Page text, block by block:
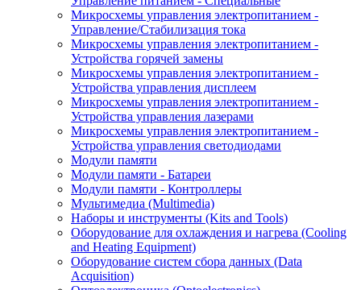
Микросхемы управления электропитанием -
Управление/Стабилизация тока
Микросхемы управления электропитанием -
Устройства горячей замены
Микросхемы управления электропитанием -
Устройства управления дисплеем
Микросхемы управления электропитанием -
Устройства управления лазерами
Микросхемы управления электропитанием -
Устройства управления светодиодами
Модули памяти
Модули памяти - Батареи
Модули памяти - Контроллеры
Мультимедиа (Multimedia)
Наборы и инструменты (Kits and Tools)
Оборудование для охлаждения и нагрева (Cooling
and Heating Equipment)
Оборудование систем сбора данных (Data
Acquisition)